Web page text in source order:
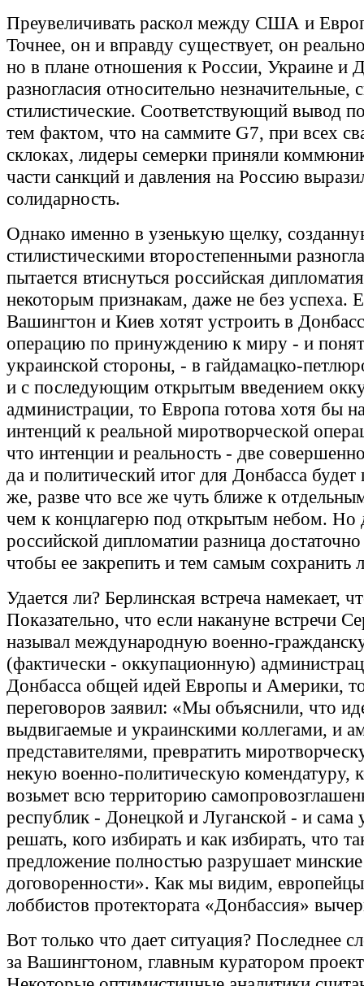
Преувеличивать раскол между США и
Точнее, он и вправду существует, он
но в плане отношения к России, Украине и
разногласия относительно незначительные,
стилистические. Соответствующий вывод
тем фактом, что на саммите G7, при всех
склоках, лидеры семерки приняли
части санкций и давления на Россию
солидарность.
Однако именно в узенькую щелку,
стилистическими второстепенными
пытается втиснуться российская
некоторым признакам, даже не без успеха.
Вашингтон и Киев хотят устроить в
операцию по принуждению к миру - и
украинской стороны, - в гайдамацко-
и с последующим открытым введением
администрации, то Европа готова хотя бы
интенций к реальной миротворческой
что интенции и реальность - две
да и политический итог для Донбасса
же, разве что все же чуть ближе к
чем к концлагерю под открытым небом. Но
российской дипломатии разница
чтобы ее закрепить и тем самым сохранить
Удается ли? Берлинская встреча намекает,
Показательно, что если накануне встречи
называл международную военно-
(фактически - оккупационную)
Донбасса общей идей Европы и Америки,
переговоров заявил: «Мы объяснили, что
выдвигаемые и украинскими коллегами, и
представителями, превратить
некую военно-политическую комендатуру,
возьмет всю территорию
республик - Донецкой и Луганской - и сама
решать, кого избирать и как избирать, что
предложение полностью разрушает минские
договоренности». Как мы видим, европейцы
лоббистов протектората «Донбассия»
Вот только что дает ситуация? Последнее
за Вашингтоном, главным куратором